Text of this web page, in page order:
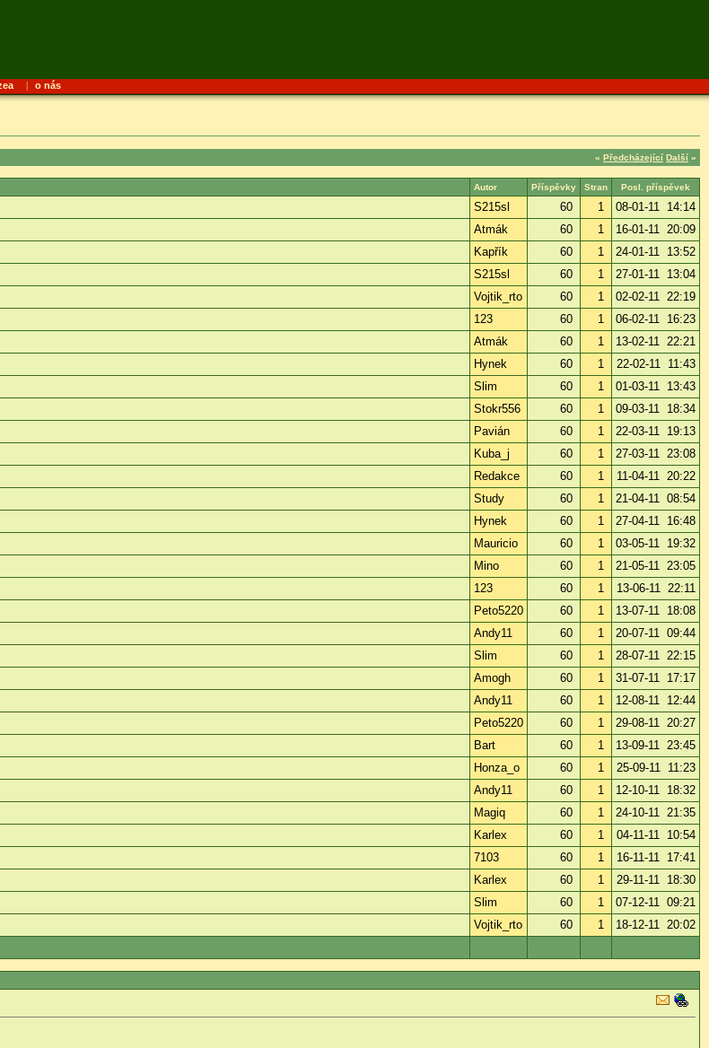
| o nás
« Předcházející Další »
Autor Příspěvky Stran Posl. příspěvek
S215sl 60 1
08-01-11 14:14
Atmák 60 1
16-01-11 20:09
Kapřík 60 1
24-01-11 13:52
S215sl 60 1
27-01-11 13:04
Vojtik_rto 60 1
02-02-11 22:19
123 60 1
06-02-11 16:23
Atmák 60 1
13-02-11 22:21
Hynek 60 1
22-02-11 11:43
Slim 60 1
01-03-11 13:43
Stokr556 60 1
09-03-11 18:34
Pavián 60 1
22-03-11 19:13
Kuba_j 60 1
27-03-11 23:08
Redakce 60 1
11-04-11 20:22
Study 60 1
21-04-11 08:54
Hynek 60 1
27-04-11 16:48
Mauricio 60 1
03-05-11 19:32
Mino 60 1
21-05-11 23:05
123 60 1
13-06-11 22:11
Peto5220 60 1
13-07-11 18:08
Andy11 60 1
20-07-11 09:44
Slim 60 1
28-07-11 22:15
Amogh 60 1
31-07-11 17:17
Andy11 60 1
12-08-11 12:44
Peto5220 60 1
29-08-11 20:27
Bart 60 1
13-09-11 23:45
Honza_o 60 1
25-09-11 11:23
Andy11 60 1
12-10-11 18:32
Magiq 60 1
24-10-11 21:35
Karlex 60 1
04-11-11 10:54
7103 60 1
16-11-11 17:41
Karlex 60 1
29-11-11 18:30
Slim 60 1
07-12-11 09:21
Vojtik_rto 60 1 18-12-11 20:02